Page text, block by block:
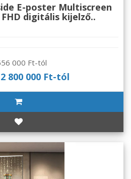
E-poster Multiscreen
FHD digitális kijelző..
000 Ft-tól
800 000 Ft-tól